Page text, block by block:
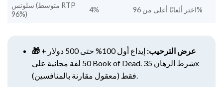
سلوتس (متوسط RTP
96%)
4% اختر ألعابًا أعلى من 96%
🎁 عرض الترحيب:
إيداع أول 100% حتى 500 دولار +
50 لفة مجانية على Book of Dead. شرط الرهان 35x